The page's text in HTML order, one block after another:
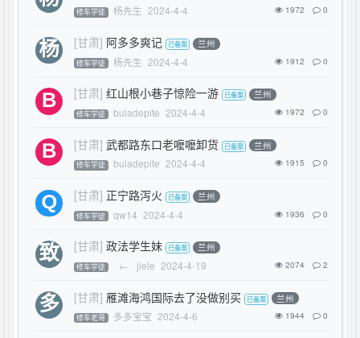
修车学徒 杨先生 2024-4-4 1972 0
[甘肃] 阿多多爽记 兰州
修车学徒 杨先生 2024-4-4 1912 0
[甘肃] 红山根小巷子惊险一游 兰州
修车学徒 buladepite 2024-4-4 1972 0
[甘肃] 武都路东口老嚒嚒卸货 兰州
修车学徒 buladepite 2024-4-4 1915 0
[甘肃] 正宁路泻火 兰州
修车学徒 qw14 2024-4-4 1936 0
[甘肃] 政法学生妹 兰州
修车学徒 ← jiele 2024-4-19 2074 2
[甘肃] 雁滩海鸿国际去了没做别买 兰州
修车老哥 多多宝宝 2024-4-6 1944 0